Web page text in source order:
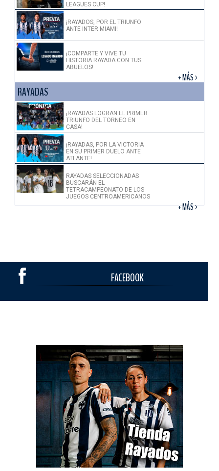
LEAGUES CUP!
¡RAYADOS, POR EL TRIUNFO
ANTE INTER MIAMI!
¡COMPARTE Y VIVE TU
HISTORIA RAYADA CON TUS
ABUELOS!
+ MÁS >
RAYADAS
¡RAYADAS LOGRAN EL PRIMER
TRIUNFO DEL TORNEO EN
CASA!
¡RAYADAS, POR LA VICTORIA
EN SU PRIMER DUELO ANTE
ATLANTE!
RAYADAS SELECCIONADAS
BUSCARÁN EL
TETRACAMPEONATO DE LOS
JUEGOS CENTROAMERICANOS
+ MÁS >
FACEBOOK